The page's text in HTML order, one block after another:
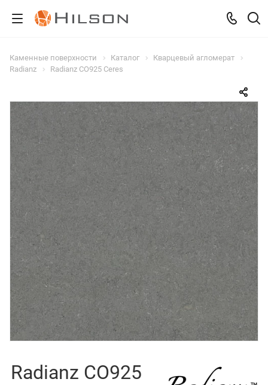
Каменные поверхности Каталог
Кварцевый агломерат
Radianz
Radianz CO925 Ceres
Radianz CO925